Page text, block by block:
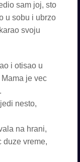
sam joj, sto
u sobu i ubrzo
svoju
i otisao u
je vec
nesto,
na hrani,
duze vreme,